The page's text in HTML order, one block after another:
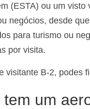
(ESTA) ou um visto
negócios, desde
para turismo ou
por visita.
visitante B-2, podes
um